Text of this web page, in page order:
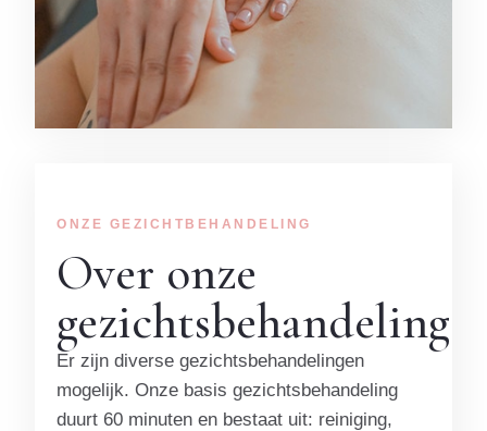
ONZE GEZICHTBEHANDELING
Over onze
gezichtsbehandeling
Er zijn diverse gezichtsbehandelingen
mogelijk. Onze basis gezichtsbehandeling
duurt 60 minuten en bestaat uit: reiniging,